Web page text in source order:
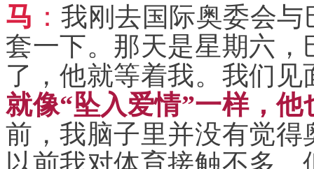
马 ： 我刚去国际奥委会
套一下。那天是星期六
了，他就等着我。我们
就像“坠入爱情”一样，
前，我脑子里并没有觉